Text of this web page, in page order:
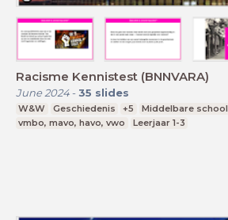
Racisme Kennistest (BNNVARA)
June 2024- 35 slides
W&W Geschiedenis +5
Middelbare school
vmbo, mavo, havo, vwo
Leerjaar 1-3